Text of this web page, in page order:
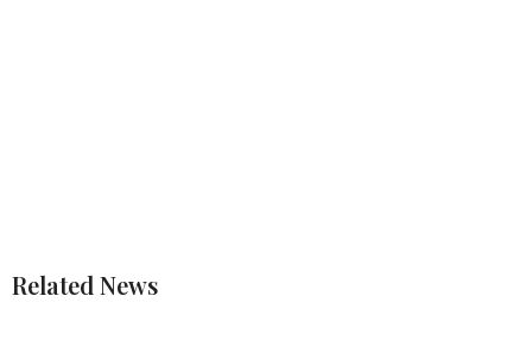
Related News